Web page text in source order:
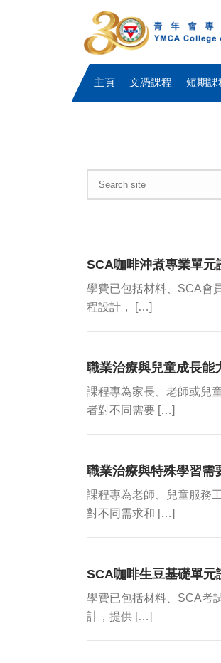
主頁 文憑課程 短期課
SCA咖啡沖煮專業單元
學費已包括材料、SCA會
程設計， […]
職業治療與兒童成長能
課程專為家長、老師或兒
者對不同需要 […]
職業治療與特殊學習需
課程專為老師、兒童服務
對不同需求和 […]
SCA咖啡生豆基礎單元
學費已包括材料、SCA考
計，提供 […]